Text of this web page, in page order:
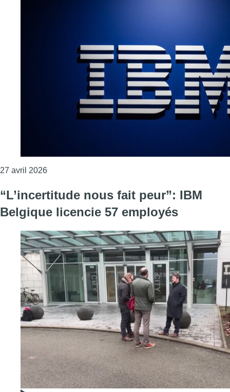
27 avril 2026Consulter l'article "Le nombre de licenciements
“L’incertitude nous fait peur”: IBM
Belgique licencie 57 employés